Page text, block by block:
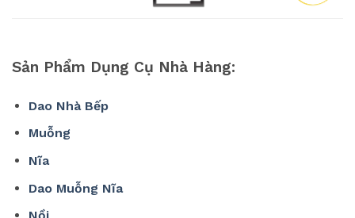
Sản Phẩm Dụng Cụ Nhà Hàng:
Dao Nhà Bếp
Muỗng
Nĩa
Dao Muỗng Nĩa